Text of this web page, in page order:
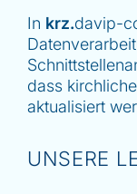
In krz.davip-
dass
aktualisiert
UNSERE